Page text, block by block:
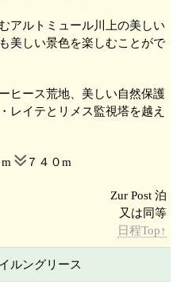
アルトミュール川
上の美しい
美しい景色を楽しむことがで
ヒース荒地、美しい自然保護
レイテとリメス監視塔を越え
m ７４０m
Zur Post 泊
又は同等
日程Top↑
ルングリース